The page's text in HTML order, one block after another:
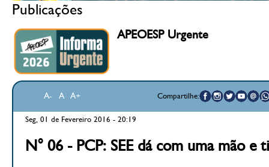
Publicações
APEOESP Urgente
A- A A+ Compartilhe:
Seg, 01 de Fevereiro 2016 - 20:19
N° 06 - PCP: SEE dá com uma mão e